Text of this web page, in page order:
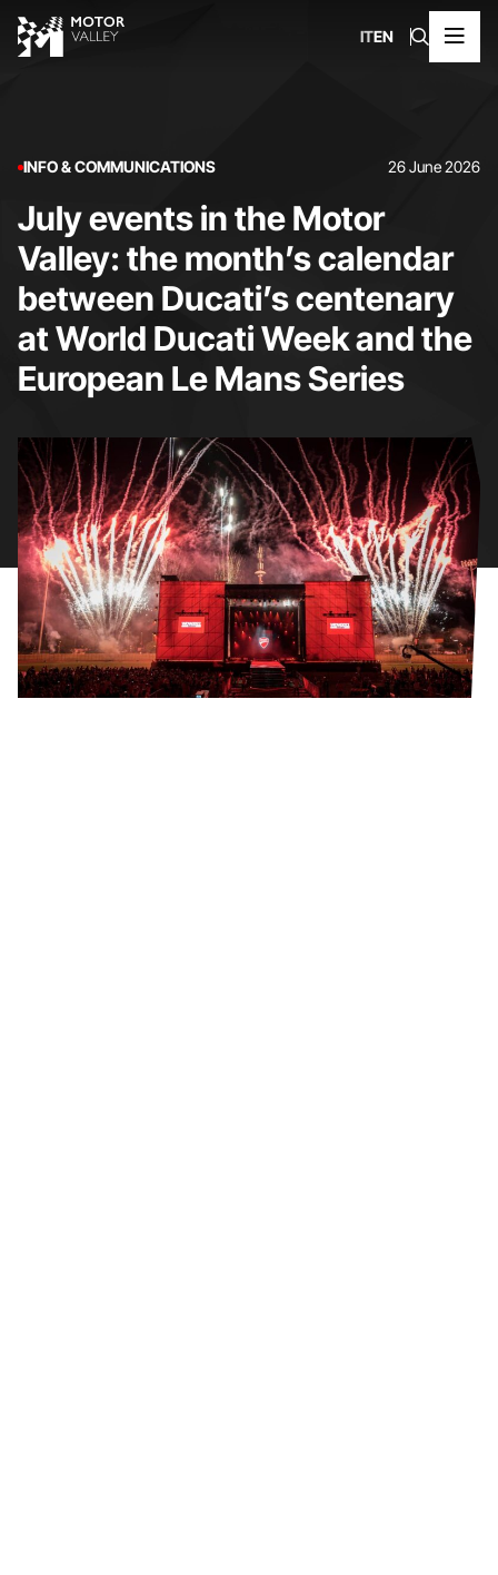
ITEN
INFO & COMMUNICATIONS 26 June 2026
July events in the Motor
Valley: the month’s calendar
between Ducati’s centenary
at World Ducati Week and the
European Le Mans Series